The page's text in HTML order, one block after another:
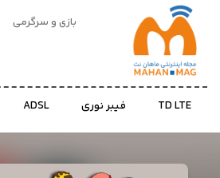
بازی و سرگرمی
بازی
TD LTE فیبر نوری ADSL